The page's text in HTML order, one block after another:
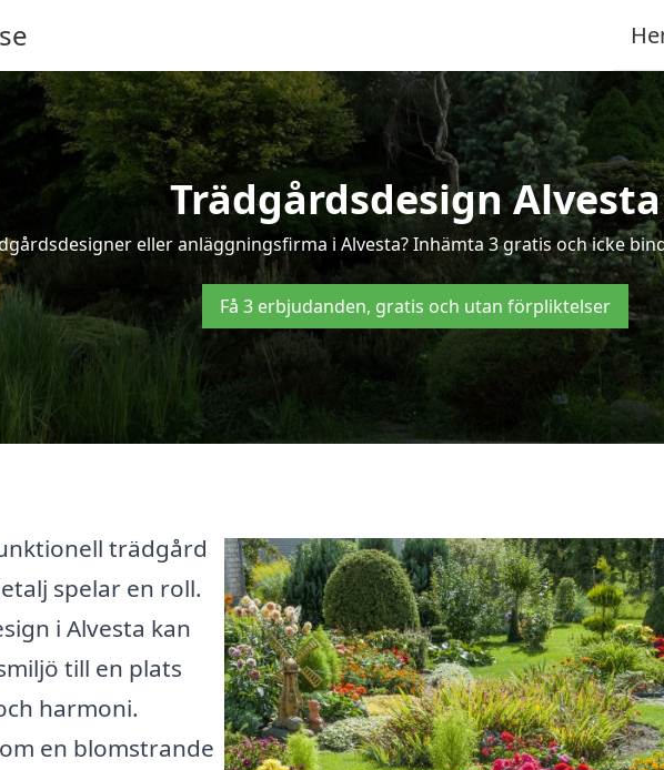
Trädgårdsdesign Alvesta
eller anläggningsfirma i Alvesta? Inhämta 3 gratis och icke
Få 3 erbjudanden, gratis och utan förpliktelser
trädgård
spelar en roll.
i Alvesta kan
till en plats
harmoni.
en blomstrande